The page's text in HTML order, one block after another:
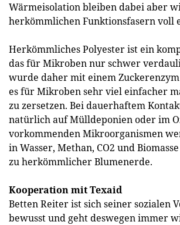
Wärmeisolation bleiben dabei aber
herkömmlichen Funktionsfasern voll
Herkömmliches Polyester ist ein
das für Mikroben nur schwer
wurde daher mit einem
es für Mikroben sehr viel einfacher
zu zersetzen. Bei dauerhaftem
natürlich auf Mülldeponien oder im
vorkommenden Mikroorganismen
in Wasser, Methan, CO2 und
zu herkömmlicher Blumenerde.
Kooperation mit Texaid
Betten Reiter ist sich seiner sozialen
bewusst und geht deswegen immer